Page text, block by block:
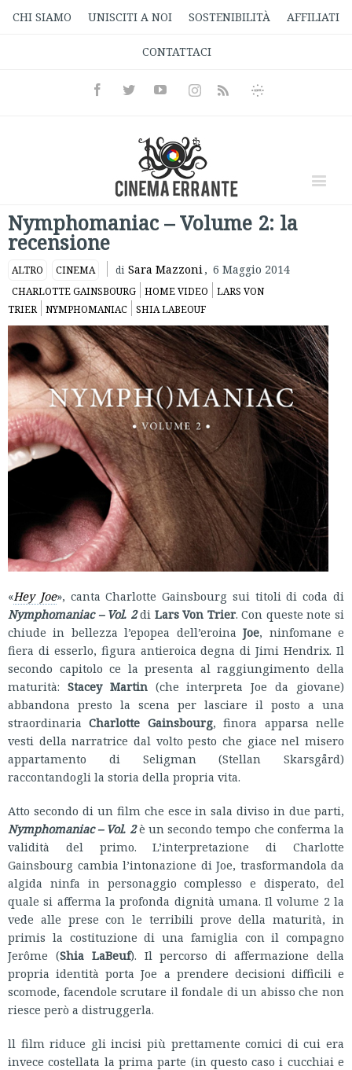
CHI SIAMO UNISCITI A NOI SOSTENIBILITÀ AFFILIATI
CONTATTACI
FacebookTwitterYoutubeInstagramRss
Informativa
Nymphomaniac – Volume 2: la
recensione
ALTRO CINEMA di Sara Mazzoni, 6 Maggio 2014
CHARLOTTE GAINSBOURG HOME VIDEO
LARS VON
TRIER
NYMPHOMANIAC SHIA LABEOUF
«Hey Joe», canta Charlotte Gainsbourg sui titoli di coda di
Nymphomaniac – Vol. 2di Lars Von Trier. Con queste note si
chiude in bellezza l’epopea dell’eroinaJoe, ninfomane e
fiera di esserlo, figura antieroica degna di Jimi Hendrix. Il
secondo capitolo ce la presenta al raggiungimento della
maturità: Stacey Martin(che interpreta Joe da giovane)
abbandona presto la scena per lasciare il posto a una
straordinariaCharlotte Gainsbourg, finora apparsa nelle
vesti della narratrice dal volto pesto che giace nel misero
appartamento di Seligman (Stellan Skarsgård)
raccontandogli la storia della propria vita.
Atto secondo di un film che esce in sala diviso in due parti,
Nymphomaniac – Vol. 2è un secondo tempo che conferma la
validità del primo. L’interpretazione di Charlotte
Gainsbourg cambia l’intonazione di Joe, trasformandola da
algida ninfa in personaggio complesso e disperato, del
quale si afferma la profonda dignità umana. Il volume 2 la
vede alle prese con le terribili prove della maturità, in
primis la costituzione di una famiglia con il compagno
Jerôme (Shia LaBeuf). Il percorso di affermazione della
propria identità porta Joe a prendere decisioni difficili e
scomode, facendole scrutare il fondale di un abisso che non
riesce però a distruggerla.
ll film riduce gli incisi più prettamente comici di cui era
invece costellata la prima parte (in questo caso i cucchiai e